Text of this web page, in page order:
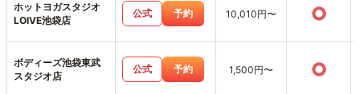
ホットヨガスタジオ
LOIVE池袋店
公式 予約 10,010円〜 ○
ボディーズ池袋東武
スタジオ店
公式 予約 1,500円〜 ○